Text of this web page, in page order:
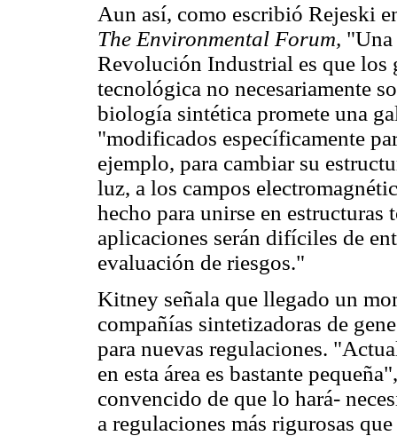
Aun así, como escribió Rejeski
The Environmental Forum,
Revolución Industrial es que los
tecnológica no necesariamente
biología sintética promete una
"modificados específicamente
ejemplo, para cambiar su
luz, a los campos
hecho para unirse en
aplicaciones serán difíciles de
evaluación de riesgos."
Kitney señala que llegado un
compañías sintetizadoras de
para nuevas regulaciones.
en esta área es bastante
convencido de que lo hará-
a regulaciones más rigurosas